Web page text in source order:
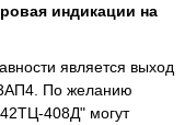
индикации на
является выход
По желанию
408Д" могут